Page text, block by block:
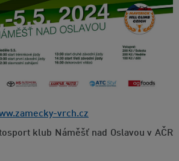
vrch.cz
klub Náměšť nad Oslavou v AČR